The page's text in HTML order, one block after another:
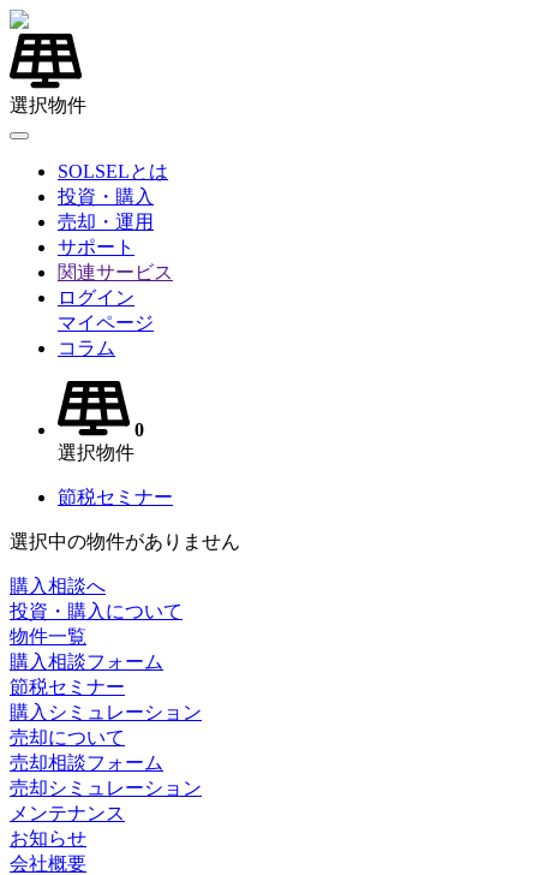
選択物件
SOLSELとは
投資・購入
売却・運用
サポート
関連サービス
ログイン
マイページ
コラム
0
選択物件
節税セミナー
選択中の物件がありません
購入相談へ
投資・購入について
物件一覧
購入相談フォーム
節税セミナー
購入シミュレーション
売却について
売却相談フォーム
売却シミュレーション
メンテナンス
お知らせ
会社概要